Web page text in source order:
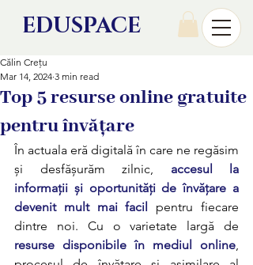
EDUSPACE
Top 5 resurse online gratuite
pentru învățare
Călin Crețu
Mar 14, 2024 3 min read
În actuala eră digitală în care ne regăsim
și desfășurăm zilnic, accesul la
informații și oportunități de învățare a
devenit mult mai facil
pentru fiecare
resurse disponibile în mediul online,